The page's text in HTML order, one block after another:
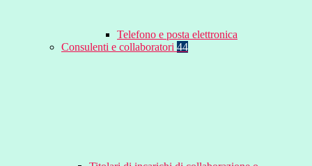
Telefono e posta elettronica
Consulenti e collaboratori 44